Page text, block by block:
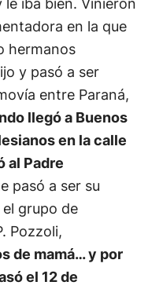
en la que
hermanos
y pasó a ser
entre Paraná,
llegó a Buenos
en la calle
al Padre
pasó a ser su
grupo de
Pozzoli,
de mamá… y por
el 12 de